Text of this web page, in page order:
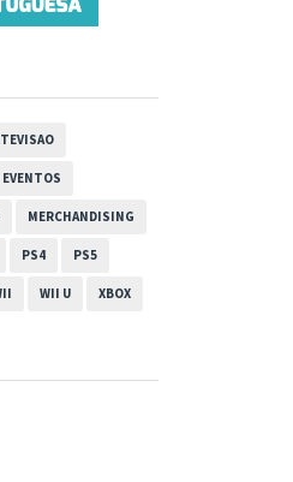
EVENTOS
MERCHANDISING
PS4 PS5
WII U XBOX